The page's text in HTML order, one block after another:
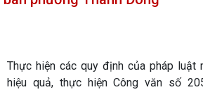
Thực hiện các quy định của pháp luật
hiệu quả, thực hiện Công văn số